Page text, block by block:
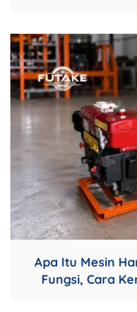
Apa Itu Mesin
Fungsi, Cara